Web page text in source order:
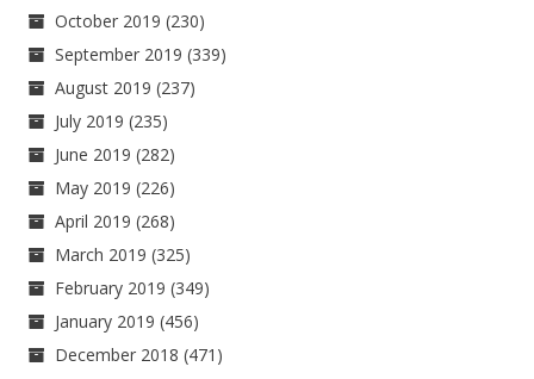
October 2019 (230)
September 2019 (339)
August 2019 (237)
July 2019 (235)
June 2019 (282)
May 2019 (226)
April 2019 (268)
March 2019 (325)
February 2019 (349)
January 2019 (456)
December 2018 (471)